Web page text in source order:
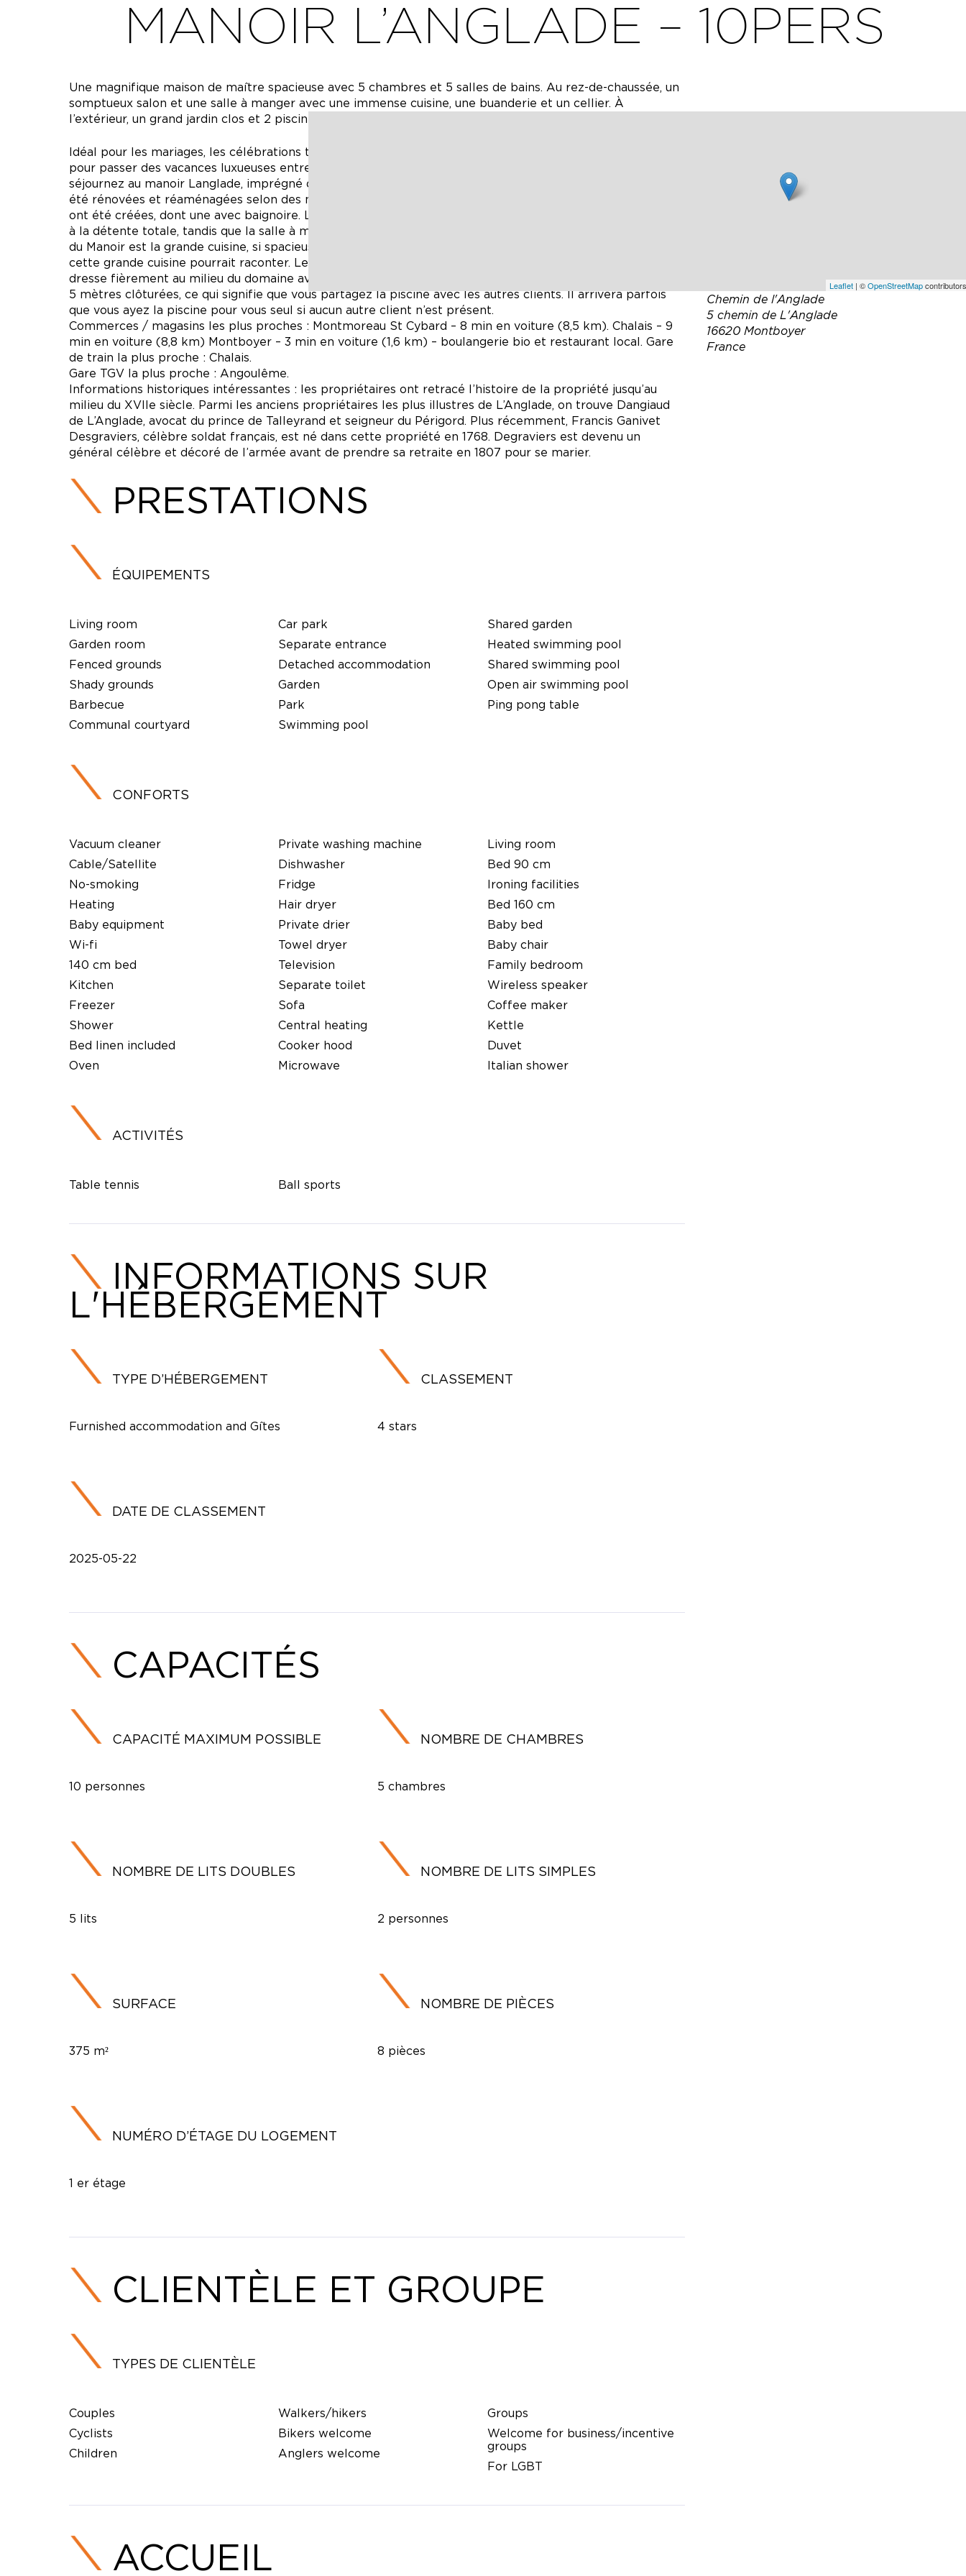
MANOIR L’ANGLADE – 10PERS
Une magnifique maison de maître spacieuse avec 5 chambres et 5 salles de bains. Au rez-de-chaussée, un
somptueux salon et une salle à manger avec une immense cuisine, une buanderie et un cellier. À
l’extérieur, un grand jardin clos et 2 piscines chauffée
Idéal pour les mariages, les célébrations telles que les anniversaires, Noël et le Nouvel An, ou simplement
pour passer des vacances luxueuses entre amis ou en famille. Évadez-vous dans la campagne française et
séjournez au manoir Langlade, imprégné d’histoire et de traditions locales. En 2024, les 5 chambres ont
été rénovées et réaménagées selon des normes très élevées. 5 salles de bains spacieuses et luxueuses
ont été créées, dont une avec baignoire. Le salon est doté de somptueux canapés et fauteuils qui invitent
à la détente totale, tandis que la salle à manger chic est parfaite pour les repas raffinés. Le véritable cœur
du Manoir est la grande cuisine, si spacieuse que l’on s’y perdrait presque. Imaginez toutes les histoires que
cette grande cuisine pourrait raconter. Le domaine Langlade comprend 4 maisons, dont le Manoir. Il se
dresse fièrement au milieu du domaine avec son fantastique jardin clos et ses 2 piscines chauffées de 10 x
5 mètres clôturées, ce qui signifie que vous partagez la piscine avec les autres clients. Il arrivera parfois
que vous ayez la piscine pour vous seul si aucun autre client n’est présent.
Commerces / magasins les plus proches : Montmoreau St Cybard – 8 min en voiture (8,5 km). Chalais – 9
min en voiture (8,8 km) Montboyer – 3 min en voiture (1,6 km) – boulangerie bio et restaurant local. Gare
de train la plus proche : Chalais.
Gare TGV la plus proche : Angoulême.
Informations historiques intéressantes : les propriétaires ont retracé l’histoire de la propriété jusqu’au
milieu du XVIIe siècle. Parmi les anciens propriétaires les plus illustres de L’Anglade, on trouve Dangiaud
de L’Anglade, avocat du prince de Talleyrand et seigneur du Périgord. Plus récemment, Francis Ganivet
Desgraviers, célèbre soldat français, est né dans cette propriété en 1768. Degraviers est devenu un
général célèbre et décoré de l’armée avant de prendre sa retraite en 1807 pour se marier.
PRESTATIONS
ÉQUIPEMENTS
Living room
Garden room
Fenced grounds
Shady grounds
Barbecue
Communal courtyard
Car park
Separate entrance
Detached accommodation
Garden
Park
Swimming pool
Shared garden
Heated swimming pool
Shared swimming pool
Open air swimming pool
Ping pong table
CONFORTS
Vacuum cleaner
Cable/Satellite
No-smoking
Heating
Baby equipment
Wi-fi
140 cm bed
Kitchen
Freezer
Shower
Bed linen included
Oven
Private washing machine
Dishwasher
Fridge
Hair dryer
Private drier
Towel dryer
Television
Separate toilet
Sofa
Central heating
Cooker hood
Microwave
Living room
Bed 90 cm
Ironing facilities
Bed 160 cm
Baby bed
Baby chair
Family bedroom
Wireless speaker
Coffee maker
Kettle
Duvet
Italian shower
ACTIVITÉS
Table tennis Ball sports
INFORMATIONS SUR
L'HÉBERGEMENT
TYPE D’HÉBERGEMENT
Furnished accommodation and Gîtes
CLASSEMENT
4 stars
DATE DE CLASSEMENT
2025-05-22
CAPACITÉS
CAPACITÉ MAXIMUM POSSIBLE
10 personnes
NOMBRE DE CHAMBRES
5 chambres
NOMBRE DE LITS DOUBLES
5 lits
NOMBRE DE LITS SIMPLES
2 personnes
SURFACE
375 m²
NOMBRE DE PIÈCES
8 pièces
NUMÉRO D’ÉTAGE DU LOGEMENT
1 er étage
CLIENTÈLE ET GROUPE
TYPES DE CLIENTÈLE
Couples
Cyclists
Children
Walkers/hikers
Bikers welcome
Anglers welcome
Groups
Welcome for business/incentive
groups
For LGBT
ACCUEIL
Leaflet| ©OpenStreetMap
Chemin de l'Anglade
5 chemin de L'Anglade
16620 Montboyer
France